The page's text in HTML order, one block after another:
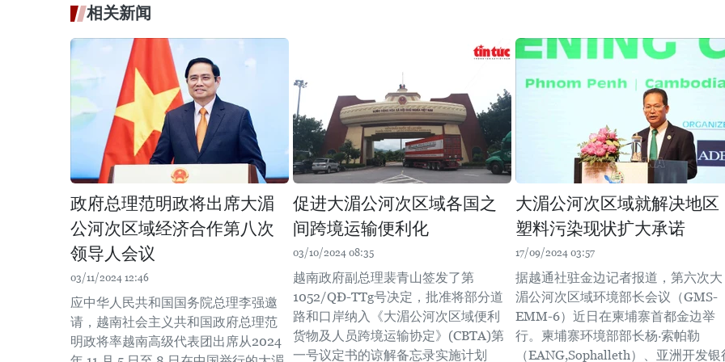
相关新闻
政府总理范明政将出席大湄
公河次区域经济合作第八次
领导人会议
03/11/2024 12:46
应中华人民共和国国务院总理李强邀
请，越南社会主义共和国政府总理范
明政将率越南高级代表团出席从2024
促进大湄公河次区域各国之
间跨境运输便利化
03/10/2024 08:35
越南政府副总理裴青山签发了第
1052/QĐ-TTg号决定，批准将部分道
路和口岸纳入《大湄公河次区域便利
货物及人员跨境运输协定》(CBTA)第
一号议定书的谅解备忘录实施计划
大湄公河次区域就解决地区
塑料污染现状扩大承诺
17/09/2024 03:57
据越通社驻金边记者报道，第六次大
湄公河次区域环境部长会议（GMS-
EMM-6）近日在柬埔寨首都金边举
行。柬埔寨环境部部长杨·索帕勒
（EANG,Sophalleth）、亚洲开发银